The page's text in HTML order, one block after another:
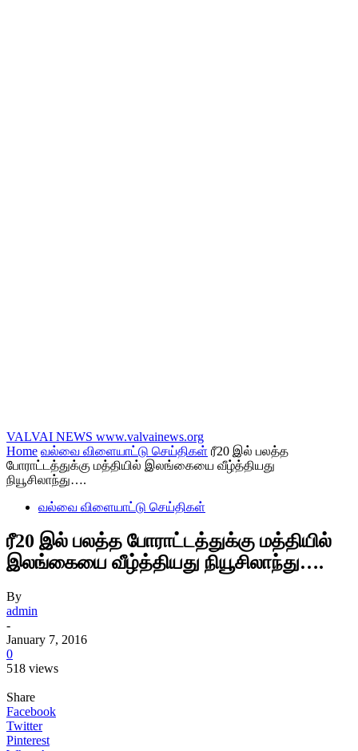
VALVAI NEWS www.valvainews.org
Home வல்வை விளையாட்டு செய்திகள் ரீ20 இல் பலத்த
போராட்டத்துக்கு மத்தியில் இலங்கையை வீழ்த்தியது
நியூசிலாந்து….
வல்வை விளையாட்டு செய்திகள்
ரீ20 இல் பலத்த போராட்டத்துக்கு மத்தியில்
இலங்கையை வீழ்த்தியது நியூசிலாந்து….
By
admin
-
January 7, 2016
0
518 views
Share
Facebook
Twitter
Pinterest